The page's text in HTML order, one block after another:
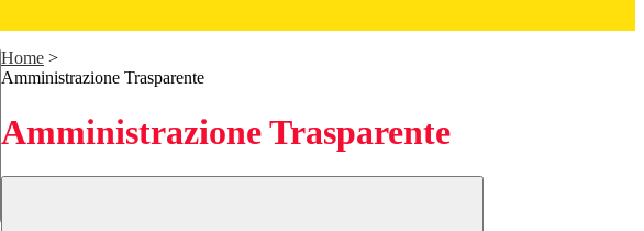
Home >
Amministrazione Trasparente
Amministrazione Trasparente